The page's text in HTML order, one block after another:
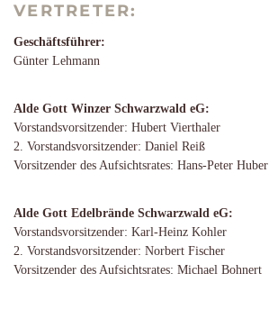
VERTRETER:
Geschäftsführer:
Günter Lehmann
Alde Gott Winzer Schwarzwald eG:
Vorstandsvorsitzender: Hubert Vierthaler
2. Vorstandsvorsitzender: Daniel Reiß
Vorsitzender des Aufsichtsrates: Hans-Peter Huber
Alde Gott Edelbrände Schwarzwald eG:
Vorstandsvorsitzender: Karl-Heinz Kohler
2. Vorstandsvorsitzender: Norbert Fischer
Vorsitzender des Aufsichtsrates: Michael Bohnert